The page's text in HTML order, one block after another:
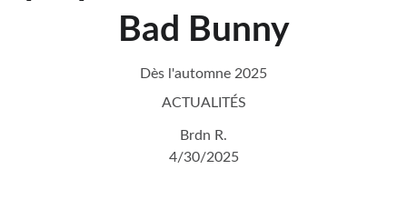
Bad Bunny
Dès l'automne 2025
ACTUALITÉS
Brdn R.
4/30/2025